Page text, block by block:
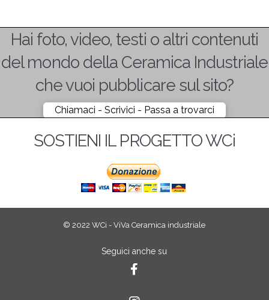
Hai foto, video, testi o altri contenuti
del mondo della Ceramica Industriale
che vuoi pubblicare sul sito?
Chiamaci - Scrivici - Passa a trovarci
SOSTIENI IL PROGETTO WCi
© 2022 WCi - ViVa Ceramica industriale
Seguici anche su